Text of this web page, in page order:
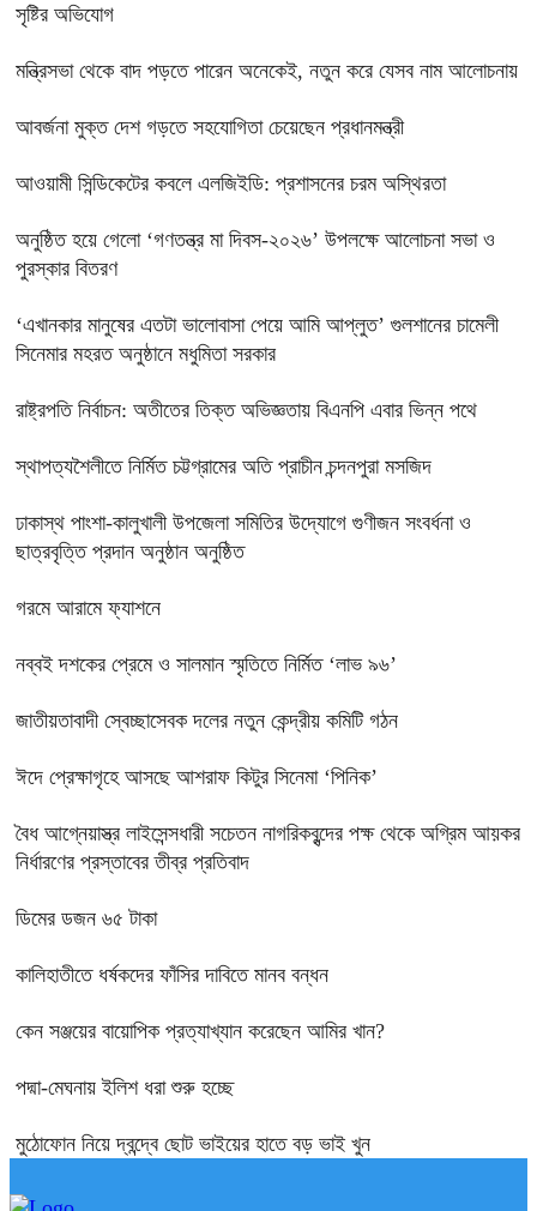
সৃষ্টির অভিযোগ
মন্ত্রিসভা থেকে বাদ পড়তে পারেন অনেকেই, নতুন করে যেসব নাম আলোচনায়
আবর্জনা মুক্ত দেশ গড়তে সহযোগিতা চেয়েছেন প্রধানমন্ত্রী
‎আওয়ামী সিন্ডিকেটের কবলে এলজিইডি: প্রশাসনের চরম অস্থিরতা
অনুষ্ঠিত হয়ে গেলো ‘গণতন্ত্র মা দিবস-২০২৬’ উপলক্ষে আলোচনা সভা ও
পুরস্কার বিতরণ
‘এখানকার মানুষের এতটা ভালোবাসা পেয়ে আমি আপ্লুত’ গুলশানের চামেলী
সিনেমার মহরত অনুষ্ঠানে মধুমিতা সরকার
রাষ্ট্রপতি নির্বাচন: অতীতের তিক্ত অভিজ্ঞতায় বিএনপি এবার ভিন্ন পথে
স্থাপত্যশৈলীতে নির্মিত চট্টগ্রামের অতি প্রাচীন চন্দনপুরা মসজিদ
ঢাকাস্থ পাংশা-কালুখালী উপজেলা সমিতির উদ্যোগে গুণীজন সংবর্ধনা ও
ছাত্রবৃত্তি প্রদান অনুষ্ঠান অনুষ্ঠিত
গরমে আরামে ফ্যাশনে
নব্বই দশকের প্রেমে ও সালমান স্মৃতিতে নির্মিত ‘লাভ ৯৬’
জাতীয়তাবাদী স্বেচ্ছাসেবক দলের নতুন কেন্দ্রীয় কমিটি গঠন
ঈদে প্রেক্ষাগৃহে আসছে আশরাফ কিটুর সিনেমা ‘পিনিক’
বৈধ আগ্নেয়াস্ত্র লাইসেন্সধারী সচেতন নাগরিকবৃন্দের পক্ষ থেকে অগ্রিম আয়কর
নির্ধারণের প্রস্তাবের তীব্র প্রতিবাদ
ডিমের ডজন ৬৫ টাকা
কালিহাতীতে ধর্ষকদের ফাঁসির দাবিতে মানব বন্ধন
কেন সঞ্জয়ের বায়োপিক প্রত্যাখ্যান করেছেন আমির খান?
পদ্মা-মেঘনায় ইলিশ ধরা শুরু হচ্ছে
মুঠোফোন নিয়ে দ্বন্দ্বে ছোট ভাইয়ের হাতে বড় ভাই খুন